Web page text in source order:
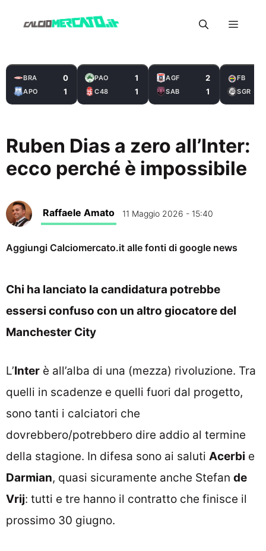
Menu
BRA 0
APO 1
PAO 1
C48 1
AGF 2
SAB 1
FB
SGR
Ruben Dias a zero all’Inter:
ecco perché è impossibile
Raffaele Amato 11 Maggio 2026 - 15:40
Aggiungi Calciomercato.it alle fonti di google news
Chi ha lanciato la candidatura potrebbe
essersi confuso con un altro giocatore del
Manchester City
L’Inter è all’alba di una (mezza) rivoluzione. Tra
quelli in scadenze e quelli fuori dal progetto,
sono tanti i calciatori che
dovrebbero/potrebbero dire addio al termine
della stagione. In difesa sono ai saluti Acerbi e
Darmian, quasi sicuramente anche Stefan de
Vrij: tutti e tre hanno il contratto che finisce il
prossimo 30 giugno.